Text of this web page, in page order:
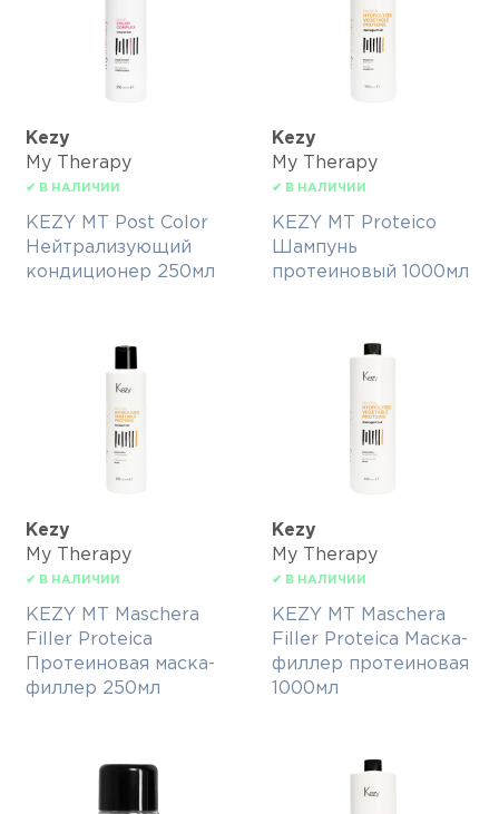
Kezy
My Therapy
✔ В НАЛИЧИИ
KEZY MT Post Color
Нейтрализующий
кондиционер 250мл
Kezy
My Therapy
✔ В НАЛИЧИИ
KEZY MT Proteico
Шампунь
протеиновый 1000мл
Kezy
My Therapy
✔ В НАЛИЧИИ
KEZY MT Maschera
Filler Proteica
Протеиновая маска-
филлер 250мл
Kezy
My Therapy
✔ В НАЛИЧИИ
KEZY MT Maschera
Filler Proteica Маска-
филлер протеиновая
1000мл